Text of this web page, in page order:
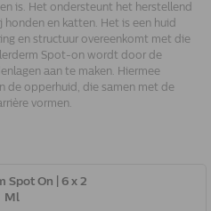
is. Het ondersteunt het herstellend
en katten. Het is een huid
en structuur overeenkomt met die
Spot-on wordt door de
aan te maken. Hiermee
de opperhuid, die samen met de
vormen.